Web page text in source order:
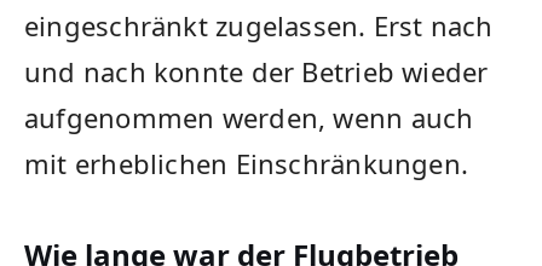
eingeschränkt zugelassen. Erst nach
und nach konnte der Betrieb wieder
aufgenommen werden, wenn auch
mit erheblichen Einschränkungen.
Wie lange war der Flugbetrieb